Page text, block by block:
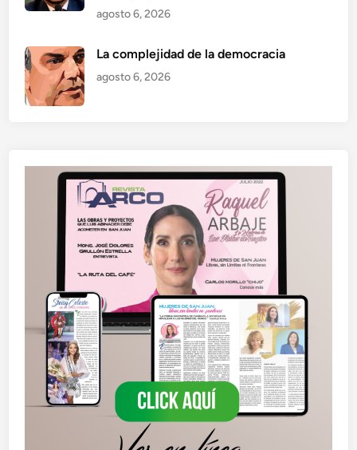
agosto 6, 2026
La complejidad de la democracia
agosto 6, 2026